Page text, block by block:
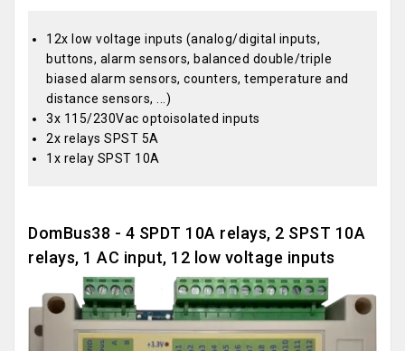
12x low voltage inputs (analog/digital inputs,
buttons, alarm sensors, balanced double/triple
biased alarm sensors, counters, temperature and
distance sensors, ...)
3x 115/230Vac optoisolated inputs
2x relays SPST 5A
1x relay SPST 10A
DomBus38 - 4 SPDT 10A relays, 2 SPST 10A
relays, 1 AC input, 12 low voltage inputs